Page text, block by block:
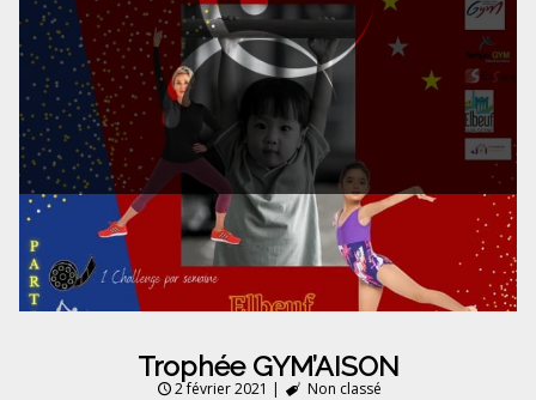
Trophée GYM’AISON
2 février 2021 | Non classé